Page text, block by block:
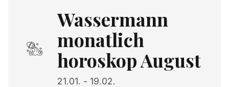
Wassermann
monatlich
horoskop August
21.01. - 19.02.